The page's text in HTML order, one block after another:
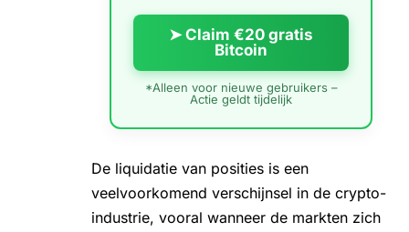
➤ Claim €20 gratis
Bitcoin
*Alleen voor nieuwe gebruikers –
Actie geldt tijdelijk
De liquidatie van posities is een
veelvoorkomend verschijnsel in de crypto-
industrie, vooral wanneer de markten zich